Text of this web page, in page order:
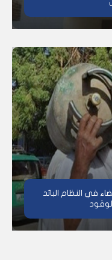
في النظام البائد